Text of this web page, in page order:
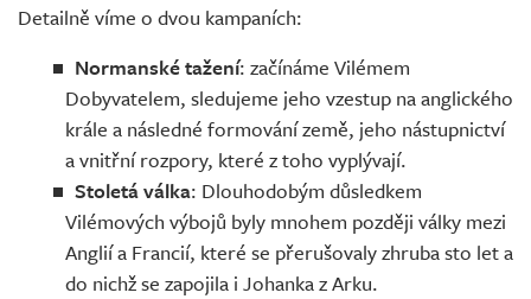
Detailně víme o dvou kampaních:
Normanské tažení: začínáme Vilémem
Dobyvatelem, sledujeme jeho vzestup na anglického
krále a následné formování země, jeho nástupnictví
a vnitřní rozpory, které z toho vyplývají.
Stoletá válka: Dlouhodobým důsledkem
Vilémových výbojů byly mnohem později války mezi
Anglií a Francií, které se přerušovaly zhruba sto let a
do nichž se zapojila i Johanka z Arku.